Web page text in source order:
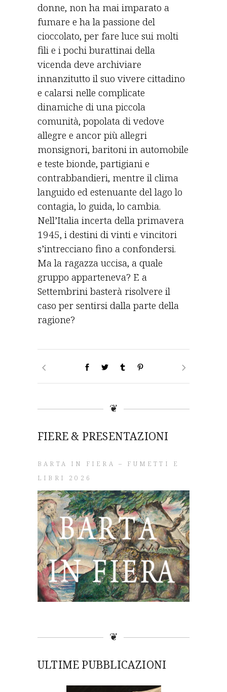
donne, non ha mai imparato a
fumare e ha la passione del
cioccolato, per fare luce sui molti
fili e i pochi burattinai della
vicenda deve archiviare
innanzitutto il suo vivere cittadino
e calarsi nelle complicate
dinamiche di una piccola
comunità, popolata di vedove
allegre e ancor più allegri
monsignori, baritoni in automobile
e teste bionde, partigiani e
contrabbandieri, mentre il clima
languido ed estenuante del lago lo
contagia, lo guida, lo cambia.
Nell’Italia incerta della primavera
1945, i destini di vinti e vincitori
s’intrecciano fino a confondersi.
Ma la ragazza uccisa, a quale
gruppo apparteneva? E a
Settembrini basterà risolvere il
caso per sentirsi dalla parte della
ragione?
❦
FIERE & PRESENTAZIONI
BARTA IN FIERA – FUMETTI E
LIBRI 2026
❦
ULTIME PUBBLICAZIONI